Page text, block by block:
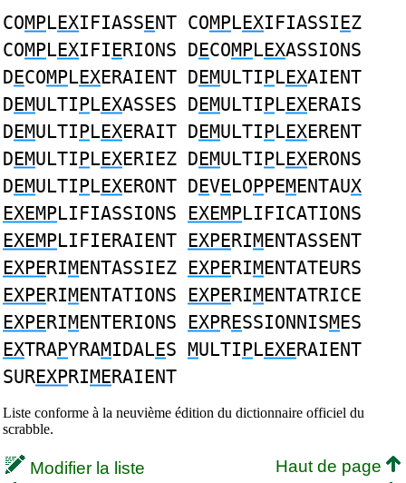
COMPLEXIFIASSENT COMPLEXIFIASSIEZ
COMPLEXIFIERIONS DECOMPLEXASSIONS
DECOMPLEXERAIENT DEMULTIPLEXAIENT
DEMULTIPLEXASSES DEMULTIPLEXERAIS
DEMULTIPLEXERAIT DEMULTIPLEXERENT
DEMULTIPLEXERIEZ DEMULTIPLEXERONS
DEMULTIPLEXERONT DEVELOPPEMENTAUX
EXEMPLIFIASSIONS EXEMPLIFICATIONS
EXEMPLIFIERAIENT EXPERIMENTASSENT
EXPERIMENTASSIEZ EXPERIMENTATEURS
EXPERIMENTATIONS EXPERIMENTATRICE
EXPERIMENTERIONS EXPRESSIONNISMES
EXTRAPYRAMIDALES MULTIPLEXERAIENT
SUREXPRIMERAIENT
Liste conforme à la neuvième édition du dictionnaire officiel du
scrabble.
Modifier la liste
Haut de page